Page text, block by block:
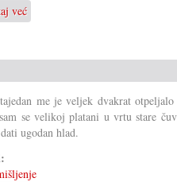
već
Zakon
dati
me je veljek dvakrat
se velikoj platani u vrtu stare
ugodan hlad.